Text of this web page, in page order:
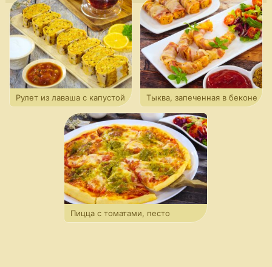
Рулет из лаваша с капустой Тыква, запеченная в беконе
Пицца с томатами, песто